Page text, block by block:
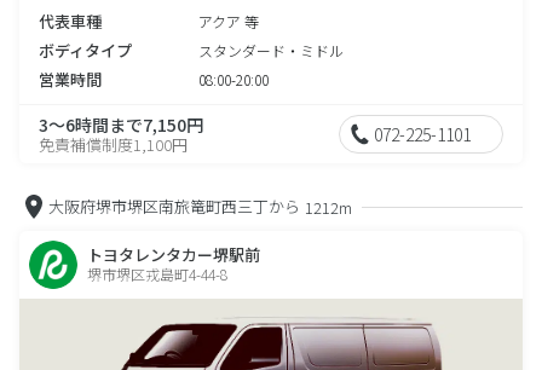
代表車種 アクア 等
ボディタイプ スタンダード・ミドル
営業時間 08:00-20:00
3～6時間まで7,150円
免責補償制度1,100円 072-225-1101
大阪府堺市堺区南旅篭町西三丁から 1212m
トヨタレンタカー堺駅前
堺市堺区戎島町4-44-8